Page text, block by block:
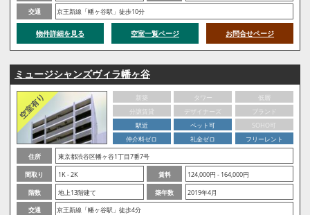
交通
京王新線「幡ヶ谷駅」徒歩10分
物件詳細を見る 空室一覧ページ お問合せページ
ミュージシャンズヴィラ幡ヶ谷
新築 タワー
低層
分譲賃貸
デザイナーズ
ブランド
駅近
ペット可
SOHO可
仲介料ゼロ
礼金ゼロ
フリーレント
住所
東京都渋谷区幡ヶ谷1丁目7番7号
間取り
1K - 2K 賃料
124,000円 - 164,000円
階数
地上13階建て 築年数
2019年4月
交通
京王新線「幡ヶ谷駅」徒歩4分